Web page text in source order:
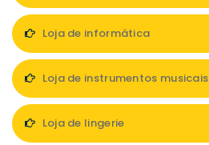
Loja de informática
Loja de instrumentos musicais
Loja de lingerie